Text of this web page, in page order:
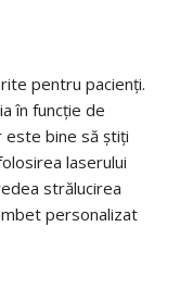
pentru pacienți.
în funcție de
bine să știți
laserului
strălucirea
personalizat